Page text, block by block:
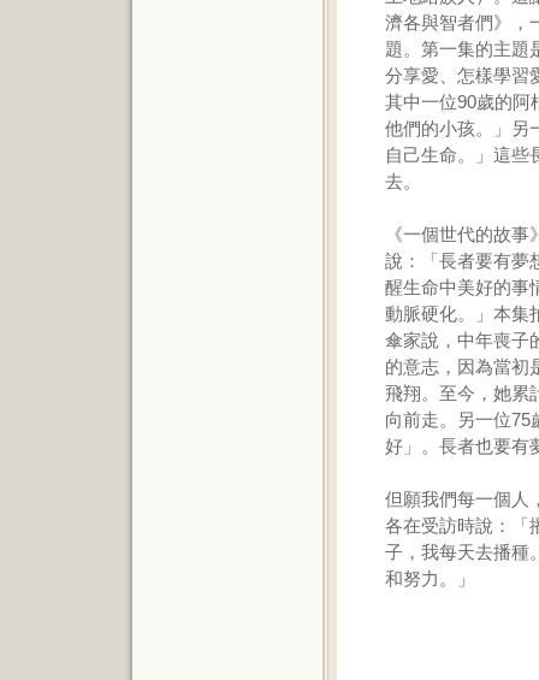
濟各與智者們》，
題。第一集的主題
分享愛、怎樣學習
其中一位90歲的阿
他們的小孩。」另
自己生命。」這些
去。
《一個世代的故
說：「長者要有夢
醒生命中美好的事
動脈硬化。」本集
傘家說，中年喪子
的意志，因為當初
飛翔。至今，她累
向前走。另一位75
好」。長者也要有
但願我們每一個人
各在受訪時說：「
子，我每天去播種
和努力。」